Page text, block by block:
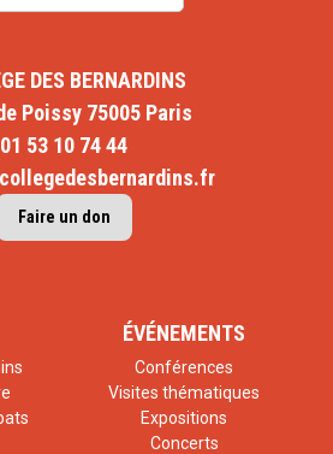
DES BERNARDINS
Poissy 75005 Paris
01 53 10 74 44
Faire un don
ÉVÉNEMENTS
Conférences
Visites thématiques
Expositions
Concerts